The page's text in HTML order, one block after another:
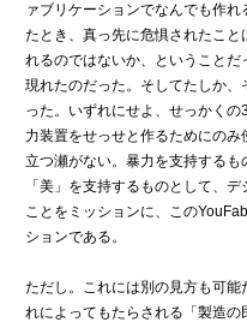
ァブリケーションでなんでも作
たとき、真っ先に危惧されたこ
れるのではないか、ということ
現れたのだった。そしてたしか
った。いずれにせよ、せっかく
力装置をせっせと作るためにの
立つ瀬がない。暴力を支持する
「美」を支持するものとして、
ことをミッションに、この
ションである。
ただし。これには別の見方も可
れによってもたらされる「製造